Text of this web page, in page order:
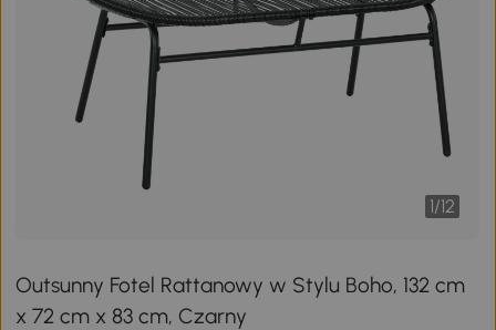
1/12
Outsunny Fotel Rattanowy w Stylu Boho, 132 cm
x 72 cm x 83 cm, Czarny